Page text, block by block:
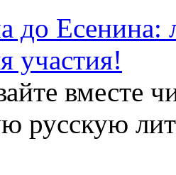
Есенина:
участия!
вместе
русскую